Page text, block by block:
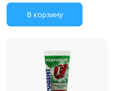
В корзину